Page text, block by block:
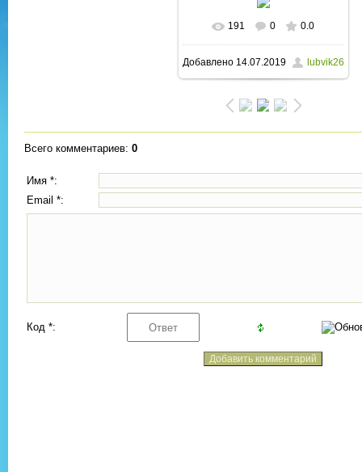
В реальном размере
1280x960/ 383.0Kb
191 0 0.0
Добавлено14.07.2019 lubvik26
Всего комментариев: 0
Имя *:
Email *:
Код *: